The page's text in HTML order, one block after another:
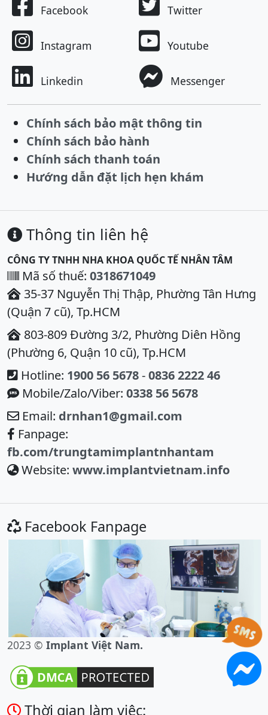
Facebook Twitter
Instagram Youtube
Linkedin Messenger
Chính sách bảo mật thông tin
Chính sách bảo hành
Chính sách thanh toán
Hướng dẫn đặt lịch hẹn khám
Thông tin liên hệ
CÔNG TY TNHH NHA KHOA QUỐC TẾ NHÂN TÂM
Mã số thuế: 0318671049
35-37 Nguyễn Thị Thập, Phường Tân Hưng
(Quận 7 cũ), Tp.HCM
803-809 Đường 3/2, Phường Diên Hồng
(Phường 6, Quận 10 cũ), Tp.HCM
Hotline: 1900 56 5678-0836 2222 46
Mobile/Zalo/Viber: 0338 56 5678
Email: drnhan1@gmail.com
Fanpage:
fb.com/trungtamimplantnhantam
Website: www.implantvietnam.info
Facebook Fanpage
2023 © Implant Việt Nam.
Thời gian làm việc: